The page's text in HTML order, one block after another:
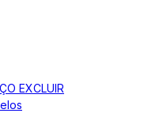
EXCLUIR